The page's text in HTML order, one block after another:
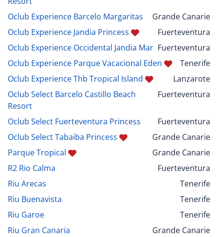
Oclub Experience Barcelo Margaritas
Grande Canarie
Oclub Experience Jandia Princess
Fuerteventura
Oclub Experience Occidental Jandia Mar Fuerteventura
Oclub Experience Parque Vacacional Eden
Tenerife
Oclub Experience Thb Tropical Island
Lanzarote
Oclub Select Barcelo Castillo Beach
Resort
Fuerteventura
Oclub Select Fuerteventura Princess
Fuerteventura
Oclub Select Tabaiba Princess
Grande Canarie
Parque Tropical
Grande Canarie
R2 Rio Calma
Fuerteventura
Riu Arecas
Tenerife
Riu Buenavista
Tenerife
Riu Garoe
Tenerife
Riu Gran Canaria
Grande Canarie